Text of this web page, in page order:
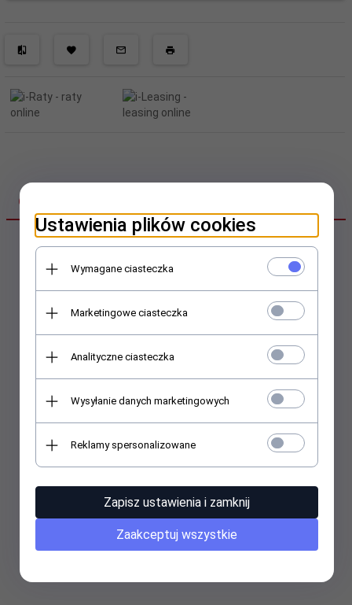
OPIS PRODUKTU
Adapter zasilania Maclean
MCE154 EU na wtyk UK czarny
Ustawienia plików cookies
Wymagane ciasteczka
Marketingowe ciasteczka
Analityczne ciasteczka
Wysyłanie danych marketingowych
Reklamy spersonalizowane
Zapisz ustawienia i zamknij
Zaakceptuj wszystkie